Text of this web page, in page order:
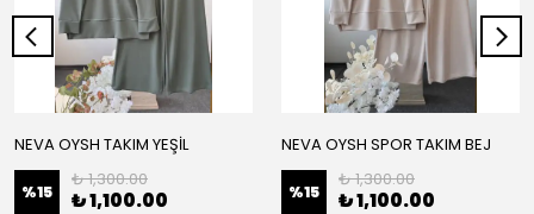
NEVA OYSH TAKIM YEŞİL
%15
₺ 1,300.00
₺ 1,100.00
NEVA OYSH SPOR TAKIM BEJ
%15
₺ 1,300.00
₺ 1,100.00